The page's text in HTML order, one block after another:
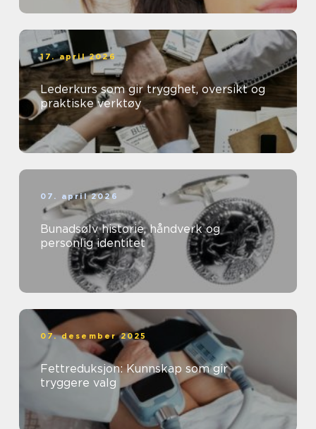
17. april 2026
Lederkurs som gir trygghet, oversikt og
praktiske verktøy
07. april 2026
Bunadsølv historie, håndverk og
personlig identitet
07. desember 2025
Fettreduksjon: Kunnskap som gir
tryggere valg